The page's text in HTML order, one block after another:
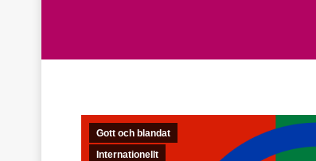
Gott och blandat
Internationellt